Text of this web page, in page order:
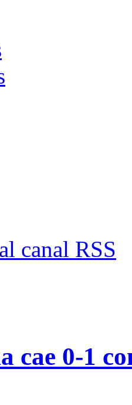
canal RSS
cae 0-1